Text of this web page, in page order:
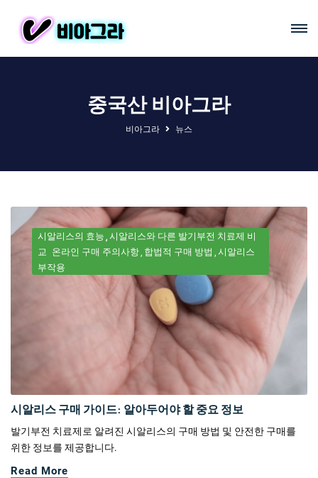
중국산 비아그라
비아그라 뉴스
시알리스의 효능 시알리스와 다른 발기부전 치료제 비
교 온라인 구매 주의사항 합법적 구매 방법 시알리스
부작용
시알리스 구매 가이드: 알아두어야 할 중요 정보
발기부전 치료제로 알려진 시알리스의 구매 방법 및 안전한 구매를
위한 정보를 제공합니다.
Read More